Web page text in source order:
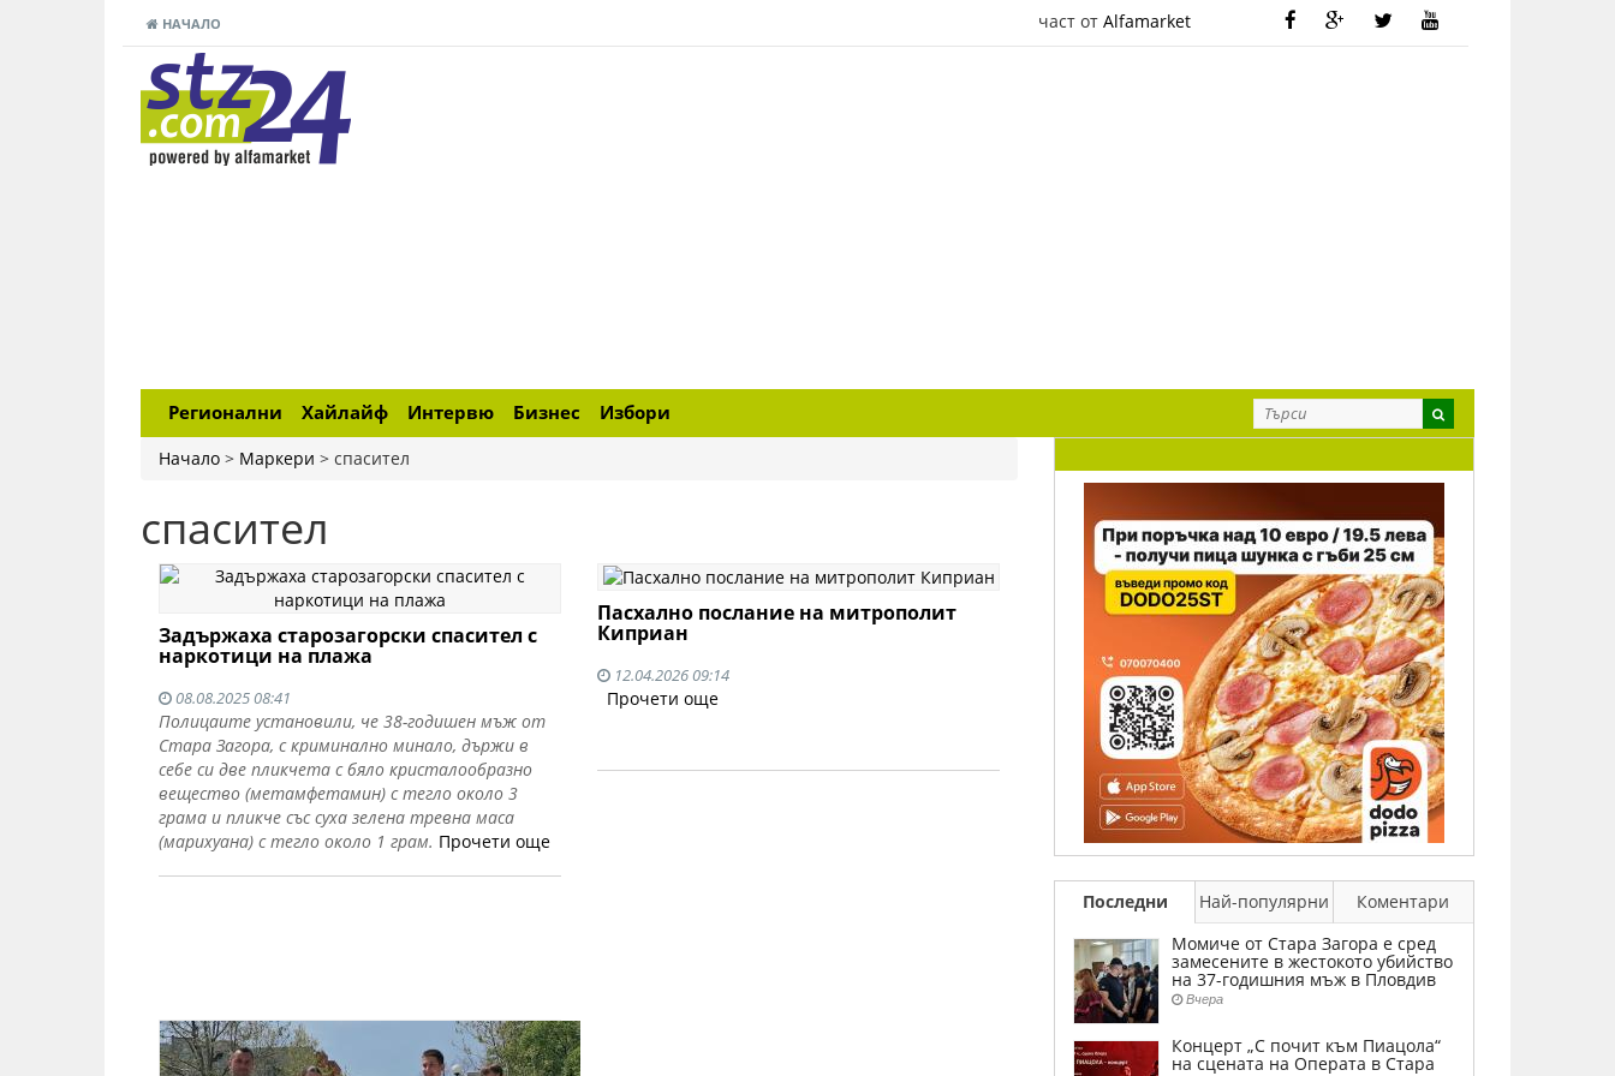
НАЧАЛО част от Alfamarket
Регионални Хайлайф Интервю Бизнес Избори
Начало > Маркери > спасител
спасител
Задържаха старозагорски спасител с
наркотици на плажа
08.08.2025 08:41
Полицаите установили, че 38-годишен мъж от
Стара Загора, с криминално минало, държи в
себе си две пликчета с бяло кристалообразно
вещество (метамфетамин) с тегло около 3
грама и пликче със суха зелена тревна маса
(марихуана) с тегло около 1 грам. Прочети още
Пасхално послание на митрополит
Киприан
12.04.2026 09:14
Прочети още
Последни Най-популярни
Коментари
Момиче от Стара Загора е сред
замесените в жестокото убийство
на 37-годишния мъж в Пловдив
Вчера
Концерт „С почит към Пиацола“
на сцената на Операта в Стара